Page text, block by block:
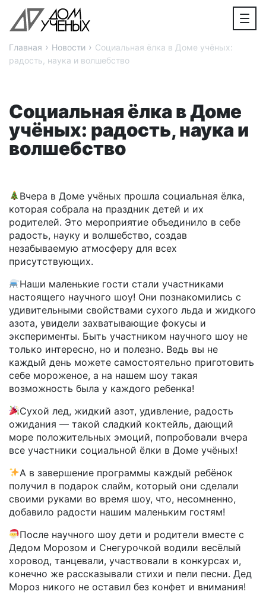
Главная › Новости › Социальная ёлка в Доме учёных:
радость, наука и волшебство
Социальная ёлка в Доме
учёных: радость, наука и
волшебство
Вчера в Доме учёных прошла социальная ёлка,
которая собрала на праздник детей и их
родителей. Это мероприятие объединило в себе
радость, науку и волшебство, создав
незабываемую атмосферу для всех
присутствующих.
Наши маленькие гости стали участниками
настоящего научного шоу! Они познакомились с
удивительными свойствами сухого льда и жидкого
азота, увидели захватывающие фокусы и
эксперименты. Быть участником научного шоу не
только интересно, но и полезно. Ведь вы не
каждый день можете самостоятельно приготовить
себе мороженое, а на нашем шоу такая
возможность была у каждого ребенка!
Сухой лед, жидкий азот, удивление, радость
ожидания — такой сладкий коктейль, дающий
море положительных эмоций, попробовали вчера
все участники социальной ёлки в Доме учёных!
А в завершение программы каждый ребёнок
получил в подарок слайм, который они сделали
своими руками во время шоу, что, несомненно,
добавило радости нашим маленьким гостям!
После научного шоу дети и родители вместе с
Дедом Морозом и Снегурочкой водили весёлый
хоровод, танцевали, участвовали в конкурсах и,
конечно же рассказывали стихи и пели песни. Дед
Мороз никого не оставил без конфет и внимания!